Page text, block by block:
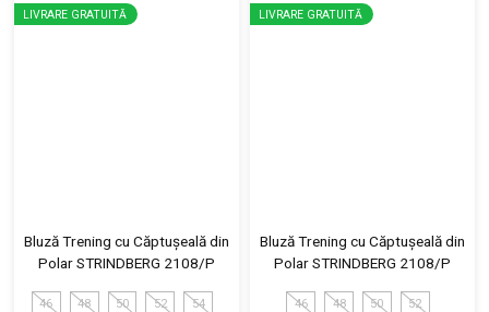
LIVRARE GRATUITĂ
Bluză Trening cu Căptușeală din
Polar STRINDBERG 2108/P
46 48 50 52 54
LIVRARE GRATUITĂ
Bluză Trening cu Căptușeală din
Polar STRINDBERG 2108/P
46 48 50 52